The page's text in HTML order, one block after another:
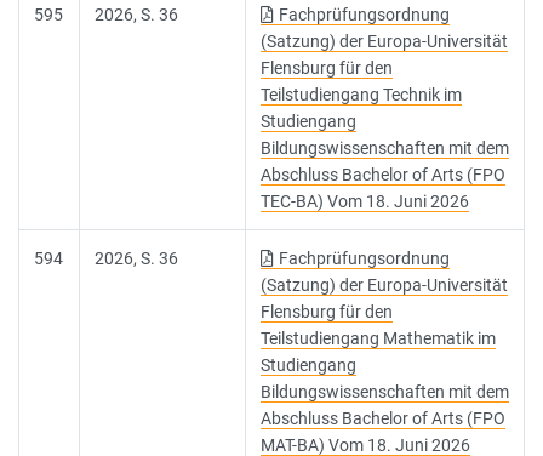
595 2026, S. 36
Fachprüfungsordnung
(Satzung) der Europa-Universität
Flensburg für den
Teilstudiengang Technik im
Studiengang
Bildungswissenschaften mit dem
Abschluss Bachelor of Arts (FPO
TEC-BA) Vom 18. Juni 2026
594 2026, S. 36
Fachprüfungsordnung
(Satzung) der Europa-Universität
Flensburg für den
Teilstudiengang Mathematik im
Studiengang
Bildungswissenschaften mit dem
Abschluss Bachelor of Arts (FPO
MAT-BA) Vom 18. Juni 2026